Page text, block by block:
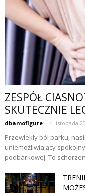
ZESPÓŁ
SKUTECZNIE
dbamofigure - 4 listopada
Przewlekły ból barku,
uniemożliwiający
podbarkowej. To